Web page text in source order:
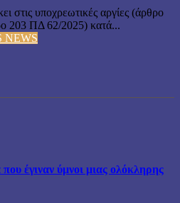
στις υποχρεωτικές αργίες (άρθρο
203 ΠΔ 62/2025) κατά...
NEWS
έγιναν ύμνοι μιας ολόκληρης